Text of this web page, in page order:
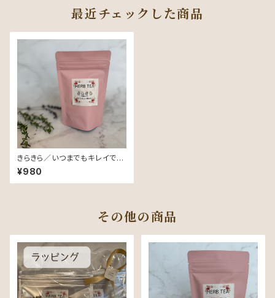
最近チェックした商品
きらきら／いつまでもキレイでき
らきらと輝いていたいあなたに
♡
¥980
その他の商品